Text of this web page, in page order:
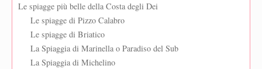
Le spiagge più belle della Costa degli Dei
Le spiagge di Pizzo Calabro
Le spiagge di Briatico
La Spiaggia di Marinella o Paradiso del Sub
La Spiaggia di Michelino